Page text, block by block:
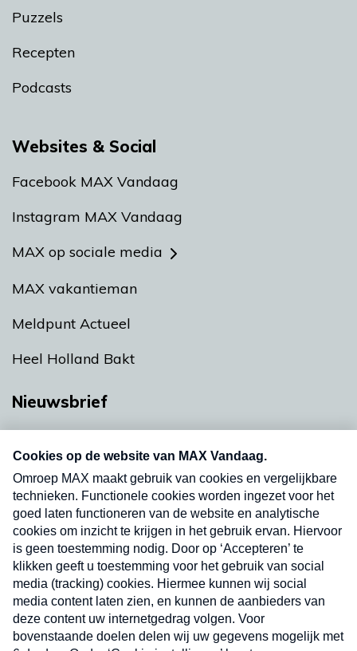
Puzzels
Recepten
Podcasts
Websites & Social
Facebook MAX Vandaag
Instagram MAX Vandaag
MAX op sociale media
MAX vakantieman
Meldpunt Actueel
Heel Holland Bakt
Nieuwsbrief
nieuwsbrief. Elke vrijdag- en dinsdagochtend in
uw mailbox.
Verzend